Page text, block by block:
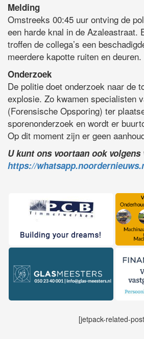
Melding
Omstreeks 00:45 uur ontving de
een harde knal in de Azaleastraat.
troffen de collega’s een
meerdere kapotte ruiten en deuren.
Onderzoek
De politie doet onderzoek naar de
explosie. Zo kwamen specialisten
(Forensische Opsporing) ter
sporenonderzoek en wordt er
Op dit moment zijn er geen
U kunt ons voortaan ook volgens
https://
[jetpack-related-